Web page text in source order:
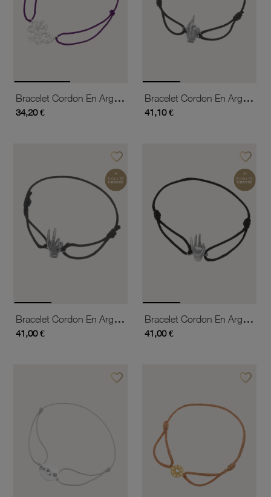
Bracelet Cordon En Argent Rhodié
34,20 €
Bracelet Cordon En Argent Rhodié, Signe De La Chance
41,10 €
favorite_borderAjouter à vos favoris
Bracelet Cordon En Argent Rhodié, Signe De La Provocation Anglaise
41,00 €
favorite_borderAjouter
Bracelet Cordon En Argent Rhodié, Signe Ok
41,00 €
favorite_borderAjouter à vos favoris favorite_borderAjouter